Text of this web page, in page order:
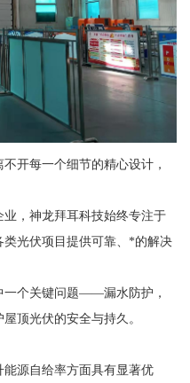
开每一个细节的精心设计，
，神龙拜耳科技始终专注于
光伏项目提供可靠、*的解决
一个关键问题——漏水防护，
顶光伏的安全与持久。
源自给率方面具有显著优